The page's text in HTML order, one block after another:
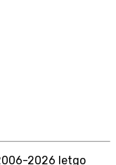
2026 letgo